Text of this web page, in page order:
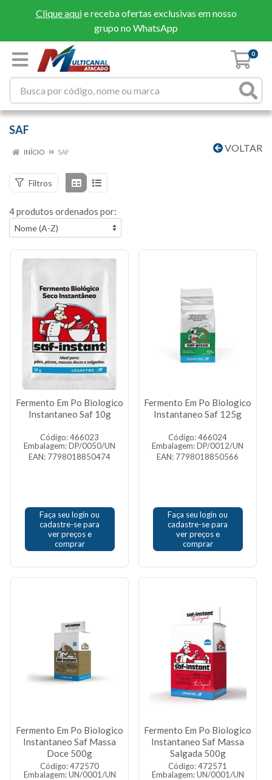
Clique aquie receba ofertas exclusivas em nosso
grupo no WhatsApp
0
SAF
VOLTAR
INÍCIO SAF
Filtros
4 produtos ordenados por:
Fermento Em Po Biologico
Instantaneo Saf 10g
Código: 466023
Embalagem: DP/0050/UN
EAN: 7798018850474
Faça seu login ou
cadastre-se para
ver preços e
comprar
Fermento Em Po Biologico
Instantaneo Saf 125g
Código: 466024
Embalagem: DP/0012/UN
EAN: 7798018850566
Faça seu login ou
cadastre-se para
ver preços e
comprar
Fermento Em Po Biologico
Instantaneo Saf Massa
Doce 500g
Código: 472570
Embalagem: UN/0001/UN
Fermento Em Po Biologico
Instantaneo Saf Massa
Salgada 500g
Código: 472571
Embalagem: UN/0001/UN